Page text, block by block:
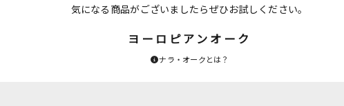
気になる商品がございましたらぜひお試しください。
ヨーロピアンオーク
ナラ・オークとは？